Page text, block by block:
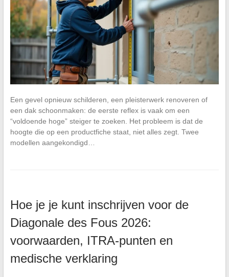
Een gevel opnieuw schilderen, een pleisterwerk renoveren of
een dak schoonmaken: de eerste reflex is vaak om een
“voldoende hoge” steiger te zoeken. Het probleem is dat de
hoogte die op een productfiche staat, niet alles zegt. Twee
modellen aangekondigd…
Hoe je je kunt inschrijven voor de
Diagonale des Fous 2026:
voorwaarden, ITRA-punten en
medische verklaring